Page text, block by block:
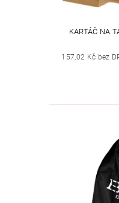
KARTÁČ NA
157,02 Kč bez